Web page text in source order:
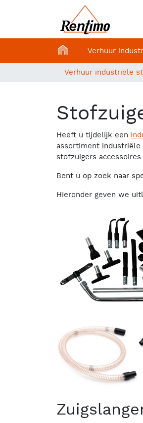
Home
Verhuur
Verhuur industriële
Heeft u tijdelijk een
assortiment
stofzuigers
Bent u op zoek naar
Hieronder geven we